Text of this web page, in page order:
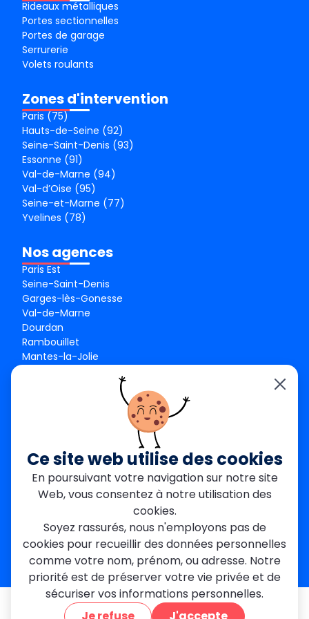
Rideaux métalliques
Portes sectionnelles
Portes de garage
Serrurerie
Volets roulants
Zones d'intervention
Paris (75)
Hauts-de-Seine (92)
Seine-Saint-Denis (93)
Essonne (91)
Val-de-Marne (94)
Val-d’Oise (95)
Seine-et-Marne (77)
Yvelines (78)
Nos agences
Paris Est
Seine-Saint-Denis
Garges-lès-Gonesse
Val-de-Marne
Dourdan
Rambouillet
Mantes-la-Jolie
contact@metallerie-grand-paris.com
46 bis Av. du Maine, 75015 Paris
Mentions légales
Politique De Confidentialité
Cookies
CGV
Engagements Clients
À propos
Blog Plan du site Avis FAQ
© 2026 MGParis — Tous droits réservés
Ce site web utilise des cookies
En poursuivant votre navigation sur notre site
Web, vous consentez à notre utilisation des
cookies.
Soyez rassurés, nous n'employons pas de
cookies pour recueillir des données personnelles
comme votre nom, prénom, ou adresse. Notre
priorité est de préserver votre vie privée et de
sécuriser vos informations personnelles.